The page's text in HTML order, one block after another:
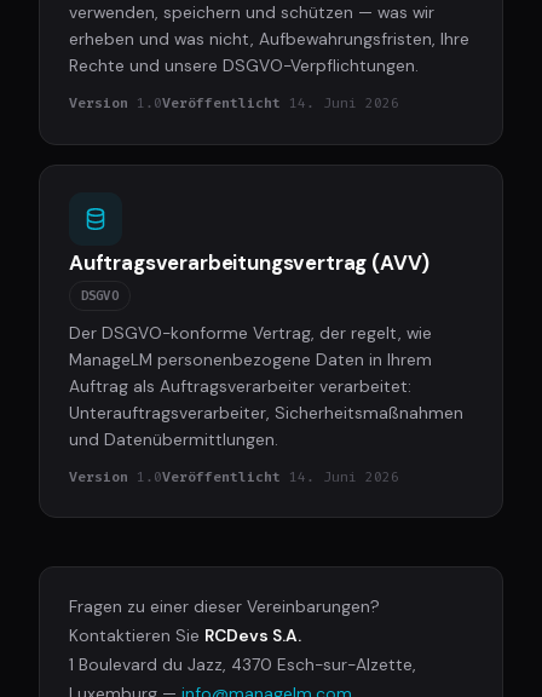
verwenden, speichern und schützen — was wir
erheben und was nicht, Aufbewahrungsfristen, Ihre
Rechte und unsere DSGVO-Verpflichtungen.
Version 1.0Veröffentlicht 14. Juni 2026
Auftragsverarbeitungsvertrag (AVV)
DSGVO
Der DSGVO-konforme Vertrag, der regelt, wie
ManageLM personenbezogene Daten in Ihrem
Auftrag als Auftragsverarbeiter verarbeitet:
Unterauftragsverarbeiter, Sicherheitsmaßnahmen
und Datenübermittlungen.
Version 1.0Veröffentlicht 14. Juni 2026
Fragen zu einer dieser Vereinbarungen?
Kontaktieren Sie RCDevs S.A.
1 Boulevard du Jazz, 4370 Esch-sur-Alzette,